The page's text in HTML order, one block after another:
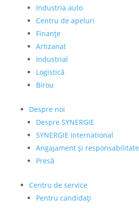
Industria auto
Centru de apeluri
Finanțe
Artizanat
Industrial
Logistică
Birou
Despre noi
Despre SYNERGIE
SYNERGIE International
Angajament și responsabilitate
Presă
Centru de service
Pentru candidați